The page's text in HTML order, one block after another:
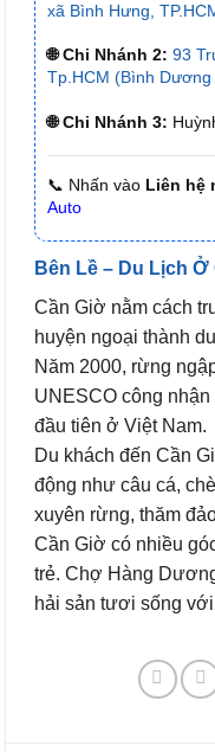
xã Bình Hưng,
🌐 Chi Nhánh 2: 93
Tp.HCM (Bình Dương
🌐 Chi Nhánh 3:
📞 Nhấn vào Liên hệ
Auto
Bên Lề – Du Lịch Ở
Cần Giờ nằm cách
huyện ngoại thành
Năm 2000, rừng
UNESCO công
đầu tiên ở Việt Nam.
Du khách đến Cần
động như câu cá,
xuyên rừng, thăm
Cần Giờ có nhiều
trẻ. Chợ Hàng
hải sản tươi sống